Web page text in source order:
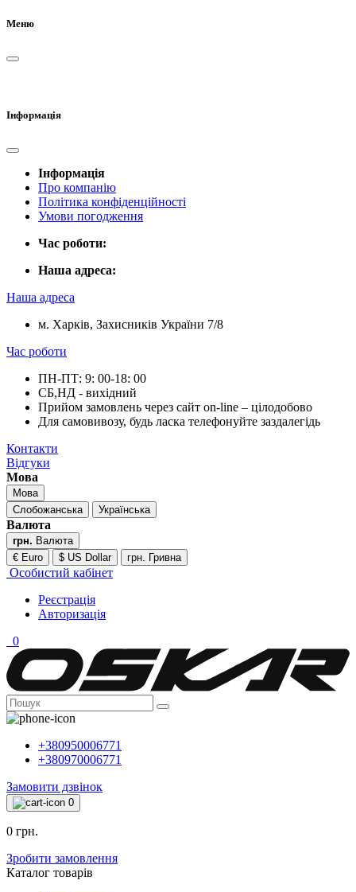
Меню
Інформація
Інформація
Про компанію
Політика конфіденційності
Умови погодження
Час роботи:
Наша адреса:
Наша адреса
м. Харків, Захисників України 7/8
Час роботи
ПН-ПТ: 9: 00-18: 00
СБ,НД - вихідний
Прийом замовлень через сайт on-line – цілодобово
Для самовивозу, будь ласка телефонуйте заздалегідь
Контакти
Відгуки
Мова
Мова
Слобожанська
Українська
Валюта
грн. Валюта
€ Euro
$ US Dollar грн. Гривна
Особистий кабінет
Реєстрація
Авторизація
0
+380950006771
+380970006771
Замовити дзвінок
0
0 грн.
Зробити замовлення
Каталог товарiв